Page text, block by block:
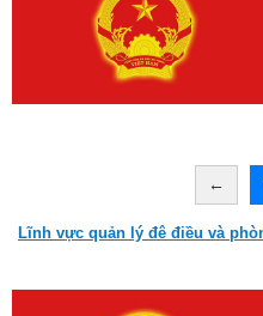
←
Lĩnh vực quản lý đê điều và